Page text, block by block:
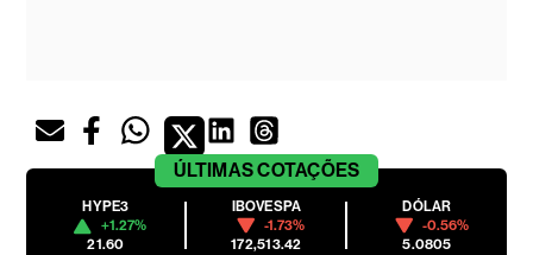
ÚLTIMASCOTAÇÕES
HYPE3
+1.27%
21.60
IBOVESPA
-1.73%
172,513.42
DÓLAR
-0.56%
5.0805